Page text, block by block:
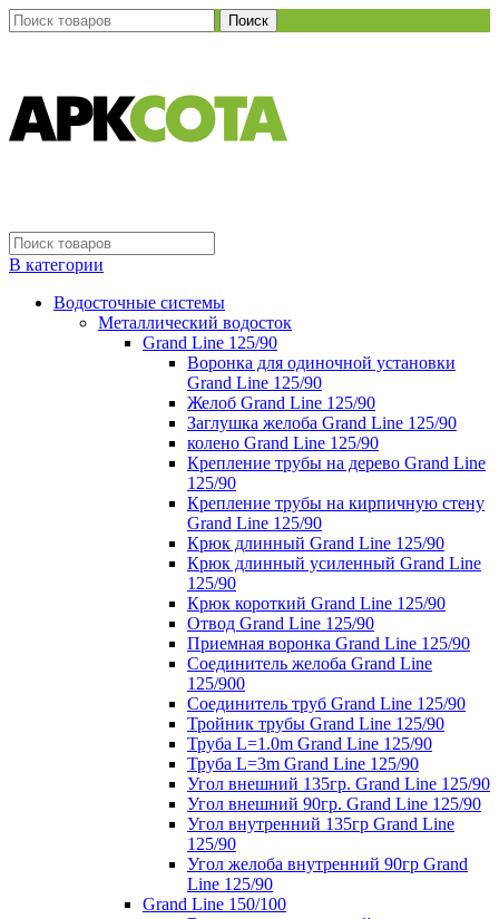
Поиск
В категории
Водосточные системы
Металлический водосток
Grand Line 125/90
Воронка для одиночной установки
Grand Line 125/90
Желоб Grand Line 125/90
Заглушка желоба Grand Line 125/90
колено Grand Line 125/90
Крепление трубы на дерево Grand Line
125/90
Крепление трубы на кирпичную стену
Grand Line 125/90
Крюк длинный Grand Line 125/90
Крюк длинный усиленный Grand Line
125/90
Крюк короткий Grand Line 125/90
Отвод Grand Line 125/90
Приемная воронка Grand Line 125/90
Соединитель желоба Grand Line
125/900
Соединитель труб Grand Line 125/90
Тройник трубы Grand Line 125/90
Труба L=1.0m Grand Line 125/90
Труба L=3m Grand Line 125/90
Угол внешний 135гр. Grand Line 125/90
Угол внешний 90гр. Grand Line 125/90
Угол внутренний 135гр Grand Line
125/90
Угол желоба внутренний 90гр Grand
Line 125/90
Grand Line 150/100